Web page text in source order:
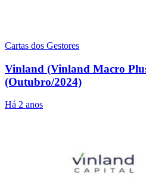
Cartas dos Gestores
Vinland (Vinland Macro
(Outubro/2024)
Há 2 anos